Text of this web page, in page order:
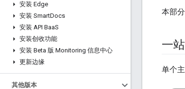
安装 Edge
安装 SmartDocs
安装 API BaaS
安装创收功能
安装 Beta 版 Monitoring 信息中心
更新边缘
其他版本
本部
一
单个